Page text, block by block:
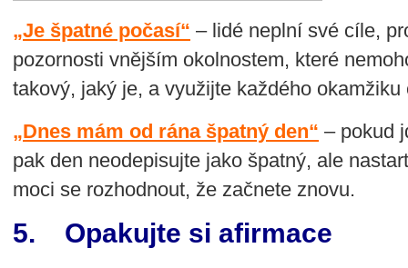
„Je špatné počasí“ – lidé neplní své cíle,
pozornosti vnějším okolnostem, které
takový, jaký je, a využijte každého okamžiku
„Dnes mám od rána špatný den“ – pokud
pak den neodepisujte jako špatný, ale
moci se rozhodnout, že začnete znovu.
5. Opakujte si afirmace